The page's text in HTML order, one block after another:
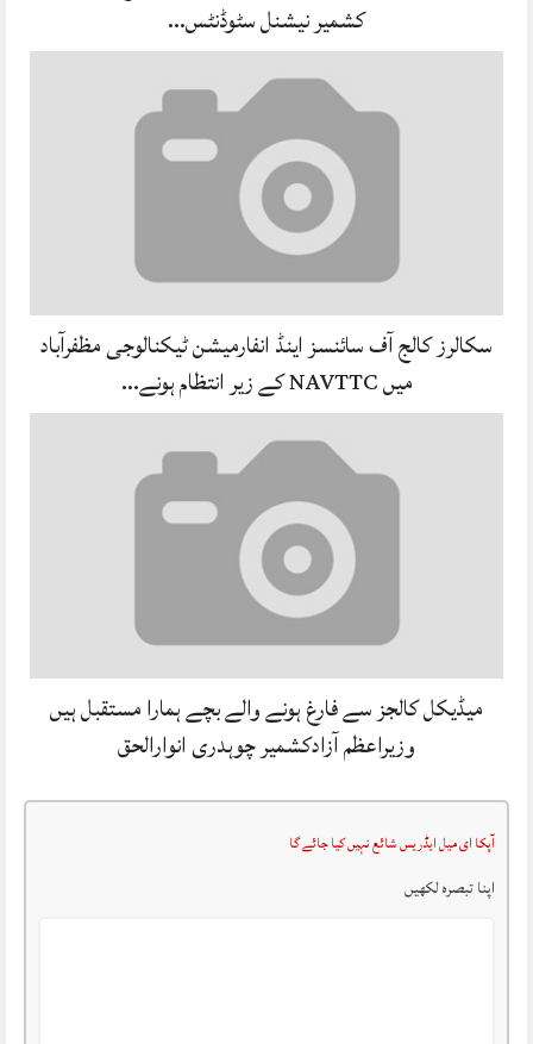
کشمیر نیشنل سٹوڈنٹس…
سکالرز کالج آف سائنسز اینڈ انفارمیشن ٹیکنالوجی مظفرآباد
میں NAVTTC کے زیر انتظام ہونے…
میڈیکل کالجز سے فارغ ہونے والے بچے ہمارا مستقبل ہیں
وزیراعظم آزادکشمیر چوہدری انوارالحق
آپکا ای میل ایڈریس شائع نہیں کیا جائے گا
اپنا تبصرہ لکھیں